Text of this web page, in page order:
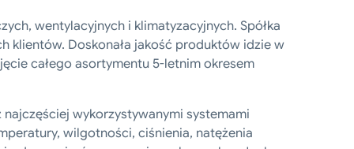
wentylacyjnych i klimatyzacyjnych. Spółka
klientów. Doskonała jakość produktów idzie w
całego asortymentu 5-letnim okresem
wykorzystywanymi systemami
wilgotności, ciśnienia, natężenia